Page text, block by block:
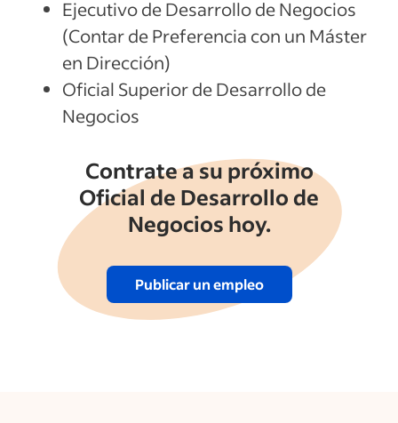
Ejecutivo de Desarrollo de Negocios
(Contar de Preferencia con un Máster
en Dirección)
Oficial Superior de Desarrollo de
Negocios
Contrate a su próximo
Oficial de Desarrollo de
Negocios hoy.
Publicar un empleo